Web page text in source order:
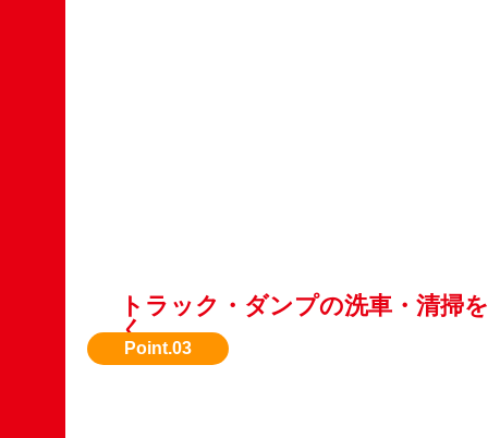
トラック・ダンプの洗車・清掃
く